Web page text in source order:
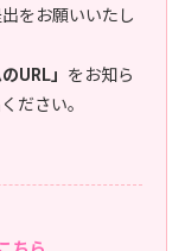
をお願いいたし
URL」 をお知ら
ださい。